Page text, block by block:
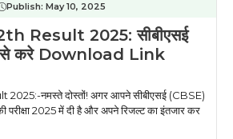
Publish: May 10, 2025
Result 2025: सीबीएसई
से करे Download Link
2025:-नमस्ते दोस्तों! अगर आपने सीबीएसई (CBSE)
की परीक्षा 2025 में दी है और अपने रिजल्ट का इंतजार कर